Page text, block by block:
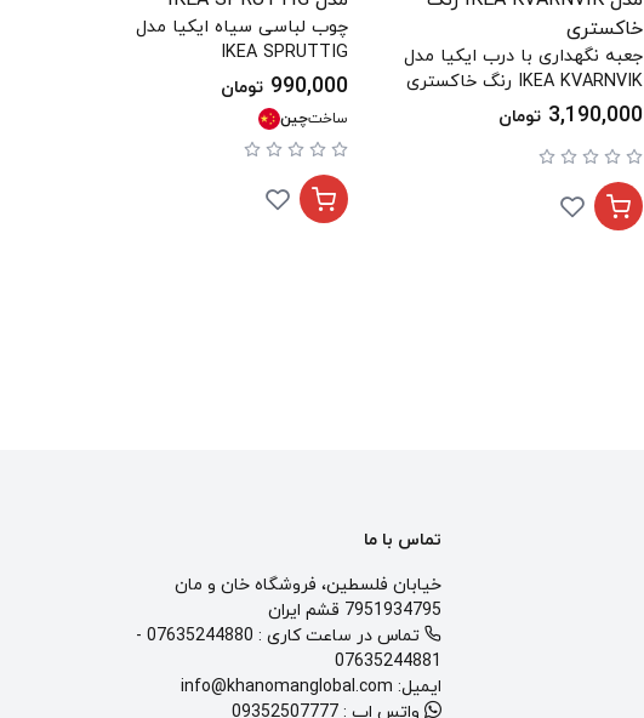
جعبه نگهداری با درب ایکیا مدل
IKEA KVARNVIK رنگ خاکستری
3,190,000 تومان
چوب لباسی سیاه ایکیا مدل
IKEA SPRUTTIG
990,000 تومان
ساختچین
تماس با ما
خیابان فلسطین، فروشگاه خان و مان
7951934795 قشم ایران
تماس در ساعت کاری : 07635244880
-
07635244881
ایمیل: info@khanomanglobal.com
واتس اپ : 09352507777